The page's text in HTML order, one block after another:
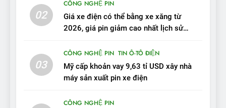
VinFast VF 7 tấm tắc: “Hơn
hẳn xe xăng”
ĐÁNH GIÁ XE
Người dùng nhận xét về
VinFast VF7: Độ hoàn thiện
đồng
02
CÔNG NGHỆ PIN
Giá xe điện có thể bằng xe xăng từ
2026, giá pin giảm cao nhất lịch sử
03
CÔNG NGHỆ PIN TIN Ô-TÔ ĐIỆN
Mỹ cấp khoản vay 9,63 tỉ USD xây nhà
máy sản xuất pin xe điện
CÔNG NGHỆ PIN